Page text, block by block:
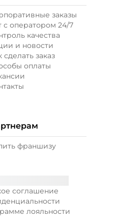
соглашение
лояльности
заказы
с оператором 24/7
качества
и новости
сделать заказ
оплаты
франшизу